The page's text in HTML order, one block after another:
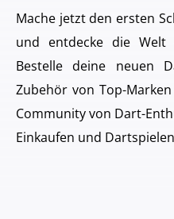
Mache jetzt den ersten
und entdecke die Welt
Bestelle deine neuen
Zubehör von Top-
Community von Dart-
Einkaufen und